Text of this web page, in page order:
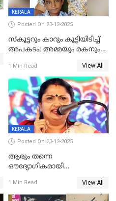
KERALA
Posted On 23-12-2025
സ്കൂട്ടറും കാറും കൂട്ടിയിടിച്ച്
അപകടം; അമ്മയും മകനും
ഗുരുതരാവസ്ഥയിൽ
1 Min Read View All
KERALA
Posted On 23-12-2025
ആരും തന്നെ
ഔദ്യോഗികമായി
കണ്ടെത്താൻ ഇന്ന് കോർ
കമ്മിറ്റി കൂടിയില്ല';
1 Min Read View All